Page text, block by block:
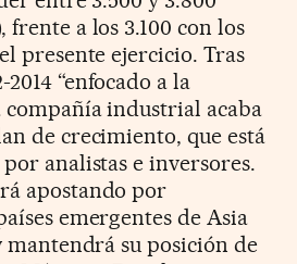
frente a los 3.100 con los
presente ejercicio. Tras
“enfocado a la
compañía industrial acaba
de crecimiento, que está
analistas e inversores.
apostando por
emergentes de Asia
mantendrá su posición de